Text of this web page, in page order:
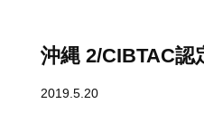
沖縄 2/CIBTAC認
2019.5.20